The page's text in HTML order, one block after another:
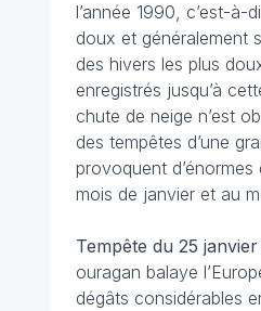
l’année 1990, c’est-à-
doux et généralement
des hivers les plus
enregistrés jusqu’à
chute de neige n’est
des tempêtes d’une
provoquent
mois de janvier et au
Tempête du 25 janvier
ouragan balaye
dégâts considérables